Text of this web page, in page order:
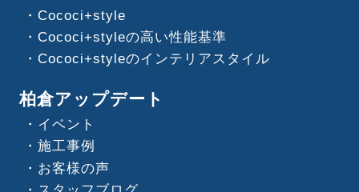
Cococi+style
Cococi+styleの高い性能基準
Cococi+styleのインテリアスタイル
柏倉アップデート
イベント
施工事例
お客様の声